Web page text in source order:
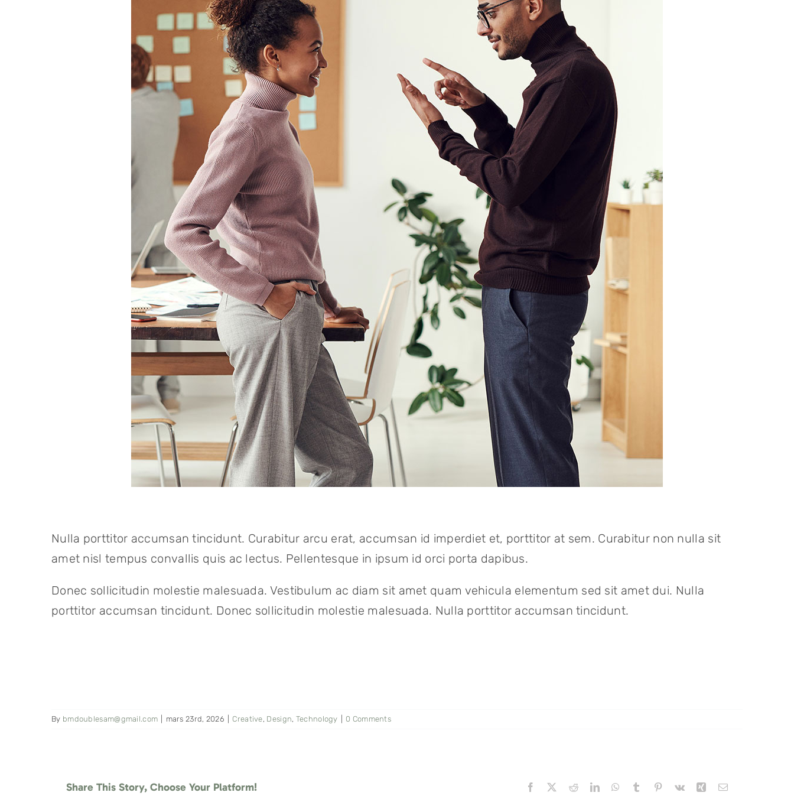
Nulla porttitor accumsan tincidunt. Curabitur arcu erat, accumsan id imperdiet et, porttitor at sem. Curabitur non nulla sit
amet nisl tempus convallis quis ac lectus. Pellentesque in ipsum id orci porta dapibus.
Donec sollicitudin molestie malesuada. Vestibulum ac diam sit amet quam vehicula elementum sed sit amet dui. Nulla
porttitor accumsan tincidunt. Donec sollicitudin molestie malesuada. Nulla porttitor accumsan tincidunt.
By bmdoublesam@gmail.com mars 23rd, 2026 Creative, Design, Technology 0 Comments
Share This Story, Choose Your Platform! Facebook RedditLinkedInWhatsApp
Tumblr Pinterest
Vk XingEmail